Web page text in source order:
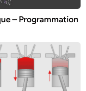
– Programmation